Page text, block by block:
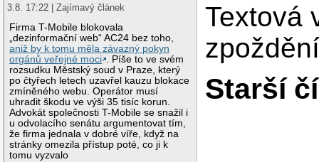
3.8. 17:22 | Zajímavý článek
Firma T-Mobile blokovala
„dezinformační web“ AC24 bez toho,
aniž by k tomu měla závazný pokyn
orgánů veřejné moci . Píše to ve svém
rozsudku Městský soud v Praze, který
po čtyřech letech uzavřel kauzu blokace
zmíněného webu. Operátor musí
uhradit škodu ve výši 35 tisíc korun.
Advokát společnosti T-Mobile se snažil i
u odvolacího senátu argumentovat tím,
že firma jednala v dobré víře, když na
stránky omezila přístup poté, co ji k
tomu vyzvalo
Textová
Starší